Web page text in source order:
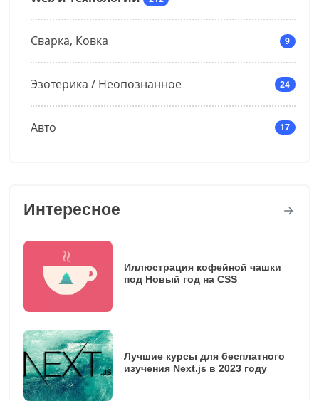
Сварка, Ковка 9
Эзотерика / Неопознанное 24
Авто 17
Интересное
Иллюстрация кофейной чашки
под Новый год на CSS
Лучшие курсы для бесплатного
изучения Next.js в 2023 году